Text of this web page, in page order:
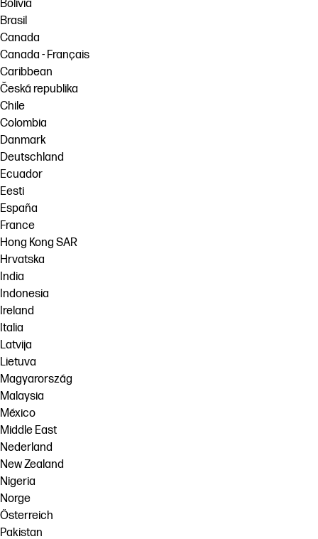
Bolivia
Brasil
Canada
Canada - Français
Caribbean
Česká republika
Chile
Colombia
Danmark
Deutschland
Ecuador
Eesti
España
France
Hong Kong SAR
Hrvatska
India
Indonesia
Ireland
Italia
Latvija
Lietuva
Magyarország
Malaysia
México
Middle East
Nederland
New Zealand
Nigeria
Norge
Österreich
Pakistan